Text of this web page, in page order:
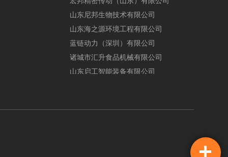
+
山东尼邦生物技术有限公司
山东海之源环境工程有限公司
蓝链动力 （深圳 ）有限公司
诸城市汇升食品机械有限公司
山东启工智能装备有限公司